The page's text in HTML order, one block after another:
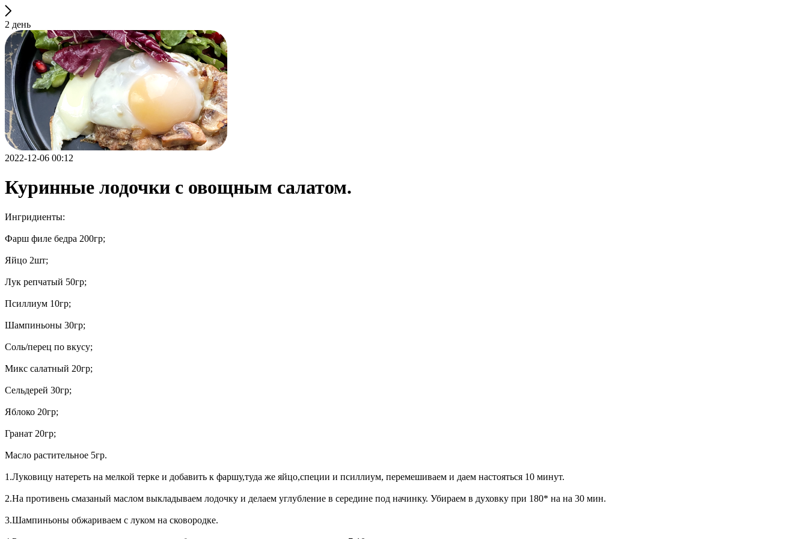
2 день
2022-12-06 00:12
Куринные лодочки с овощным салатом.
Ингридиенты:
Фарш филе бедра 200гр;
Яйцо 2шт;
Лук репчатый 50гр;
Псиллиум 10гр;
Шампиньоны 30гр;
Соль/перец по вкусу;
Микс салатный 20гр;
Сельдерей 30гр;
Яблоко 20гр;
Гранат 20гр;
Масло растительное 5гр.
1.Луковицу натереть на мелкой терке и добавить к фаршу,туда же яйцо,специи и псиллиум, перемешиваем и даем настояться 10 минут.
2.На противень смазаный маслом выкладываем лодочку и делаем углубление в середине под начинку. Убираем в духовку при 180* на на 30 мин.
3.Шампиньоны обжариваем с луком на сковородке.